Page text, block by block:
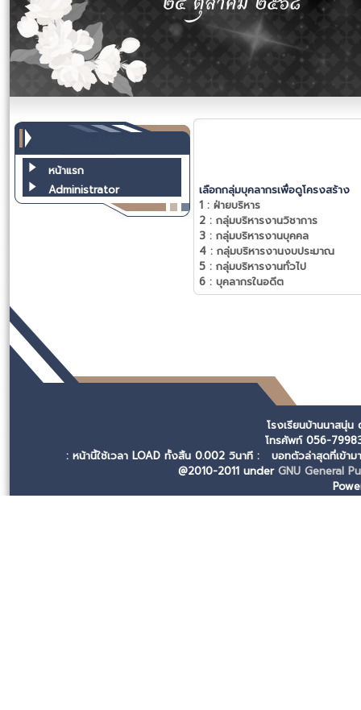
หน้าแรก
Administrator
เลือกกลุ่มบุคลากรเพื่อดูโครงสร้าง
1 : ฝ่ายบริหาร
2 : กลุ่มบริหารงานวิชาการ
3 : กลุ่มบริหารงานบุคคล
4 : กลุ่มบริหารงานงบประมาณ
5 : กลุ่มบริหารงานทั่วไป
6 : บุคลากรในอดีต
โรงเรียนบ้านนาสนุ่
โทรศัพท์ 056-
: หน้านี้ใช้เวลา LOAD ทั้งสิ้น 0.002 วินาที : บอทตัวล่าสุดที่เข้า
@2010-2011 under GNU General